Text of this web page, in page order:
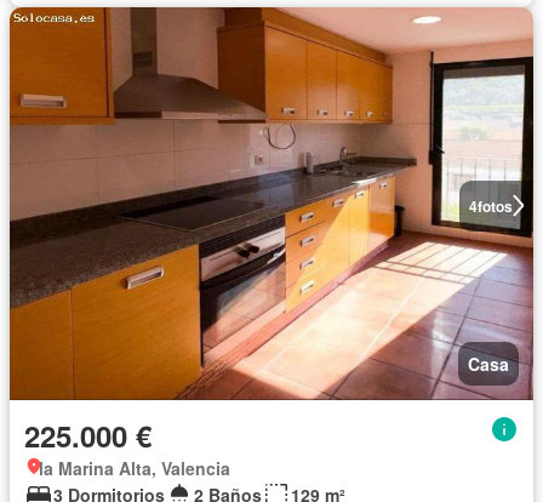
4fotos
Casa
225.000 €
la Marina Alta, Valencia
3 Dormitorios
2 Baños 129 m²